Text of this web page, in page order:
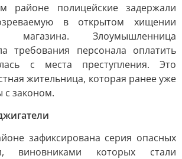
районе полицейские задержали
в открытом хищении
магазина. Злоумышленница
требования персонала оплатить
с места преступления. Это
жительница, которая ранее уже
законом.
зафиксирована серия опасных
которых стали